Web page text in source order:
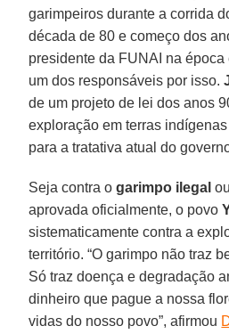
garimpeiros durante a corrida
década de 80 e começo dos
presidente da FUNAI na
um dos responsáveis por isso.
de um projeto de lei dos anos
exploração em terras
para a tratativa atual do
Seja contra ogarimpo ilegal
aprovada oficialmente, o povo
sistematicamente contra a
território. “O garimpo não traz
Só traz doença e degradação
dinheiro que pague a nossa
vidas do nosso povo”, afirmou